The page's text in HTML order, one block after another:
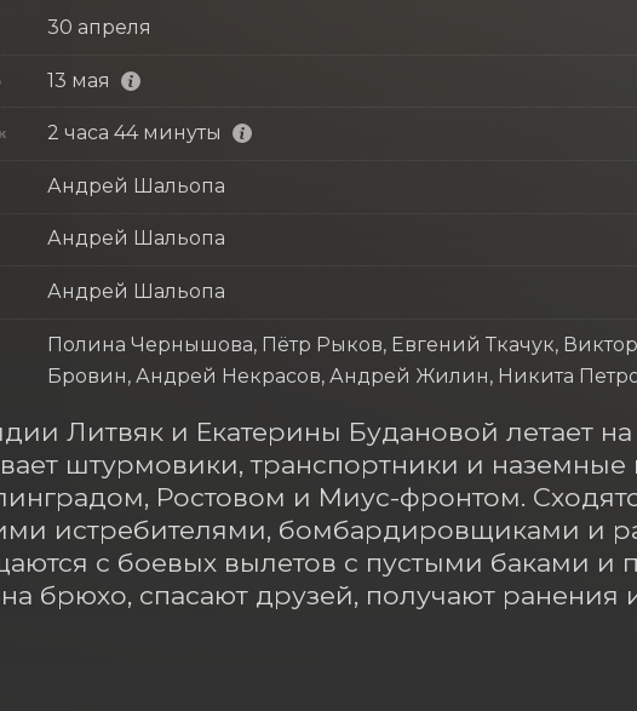
30 апреля
13 мая
2 часа 44 минуты
Андрей Шальопа
Андрей Шальопа
Андрей Шальопа
Полина Чернышова, Пётр Рыков, Евгений Ткачук,
Бровин, Андрей Некрасов, Андрей Жилин, Никита
Литвяк и Екатерины Будановой летает на
штурмовики, транспортники и наземные
Ростовом и Миус-фронтом.
истребителями, бомбардировщиками и
с боевых вылетов с пустыми баками и
на брюхо, спасают друзей, получают ранения